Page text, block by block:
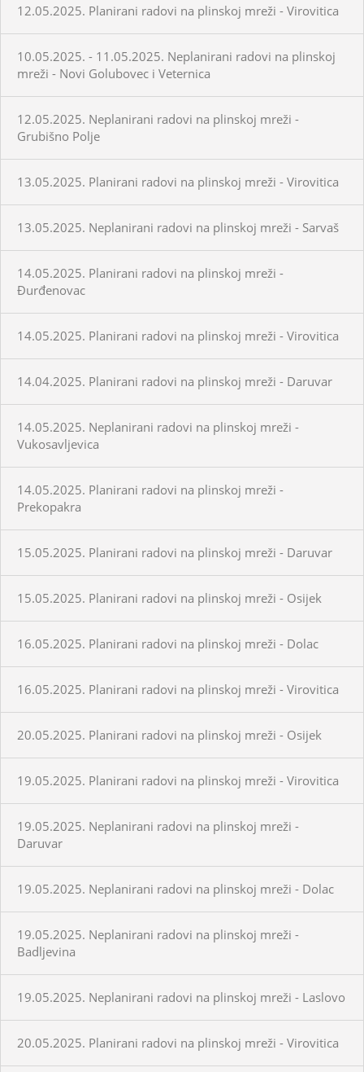
12.05.2025. Planirani radovi na plinskoj mreži - Virovitica
10.05.2025. - 11.05.2025. Neplanirani radovi na plinskoj
mreži - Novi Golubovec i Veternica
12.05.2025. Neplanirani radovi na plinskoj mreži -
Grubišno Polje
13.05.2025. Planirani radovi na plinskoj mreži - Virovitica
13.05.2025. Neplanirani radovi na plinskoj mreži - Sarvaš
14.05.2025. Planirani radovi na plinskoj mreži -
Đurđenovac
14.05.2025. Planirani radovi na plinskoj mreži - Virovitica
14.04.2025. Planirani radovi na plinskoj mreži - Daruvar
14.05.2025. Neplanirani radovi na plinskoj mreži -
Vukosavljevica
14.05.2025. Planirani radovi na plinskoj mreži -
Prekopakra
15.05.2025. Planirani radovi na plinskoj mreži - Daruvar
15.05.2025. Planirani radovi na plinskoj mreži - Osijek
16.05.2025. Planirani radovi na plinskoj mreži - Dolac
16.05.2025. Planirani radovi na plinskoj mreži - Virovitica
20.05.2025. Planirani radovi na plinskoj mreži - Osijek
19.05.2025. Planirani radovi na plinskoj mreži - Virovitica
19.05.2025. Neplanirani radovi na plinskoj mreži -
Daruvar
19.05.2025. Neplanirani radovi na plinskoj mreži - Dolac
19.05.2025. Neplanirani radovi na plinskoj mreži -
Badljevina
19.05.2025. Neplanirani radovi na plinskoj mreži - Laslovo
20.05.2025. Planirani radovi na plinskoj mreži - Virovitica